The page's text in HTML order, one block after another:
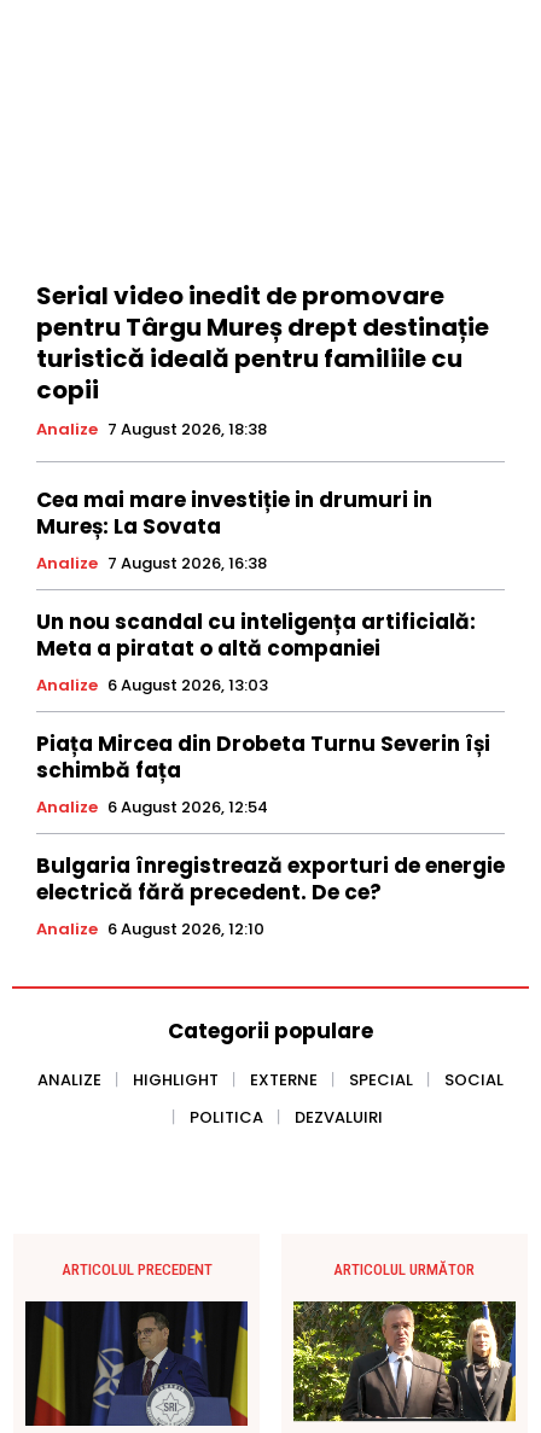
Serial video inedit de promovare
pentru Târgu Mureș drept destinație
turistică ideală pentru familiile cu
copii
Analize 7 August 2026, 18:38
Cea mai mare investiție in drumuri in
Mureș: La Sovata
Analize 7 August 2026, 16:38
Un nou scandal cu inteligența artificială:
Meta a piratat o altă companiei
Analize 6 August 2026, 13:03
Piața Mircea din Drobeta Turnu Severin își
schimbă fața
Analize 6 August 2026, 12:54
Bulgaria înregistrează exporturi de energie
electrică fără precedent. De ce?
Analize 6 August 2026, 12:10
Categorii populare
ANALIZE HIGHLIGHT EXTERNE SPECIAL
SOCIAL
POLITICA
DEZVALUIRI
ARTICOLUL PRECEDENT ARTICOLUL URMĂTOR